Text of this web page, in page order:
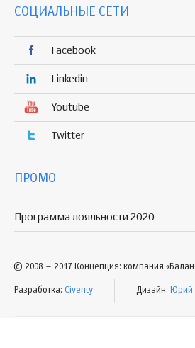
СОЦИАЛЬНЫЕ СЕТИ
Facebook
Linkedin
Youtube
Twitter
ПРОМО
Программа лояльности 2020
© 2008 – 2017 Концепция: компания
Разработка: Civenty Дизайн: Юрий